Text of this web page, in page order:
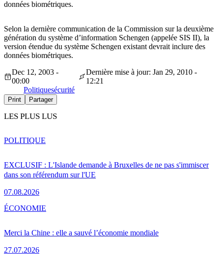
données biométriques.
Selon la dernière communication de la Commission sur la deuxième
génération du système d’information Schengen (appelée SIS II), la
version étendue du système Schengen existant devrait inclure des
données biométriques.
Dec 12, 2003 -
00:00
Dernière mise à jour: Jan 29, 2010 -
12:21
Politiquesécurité
Print Partager
LES PLUS LUS
EXCLUSIF : L'Islande demande à Bruxelles de ne pas s'immiscer
dans son référendum sur l'UE
07.08.2026
POLITIQUE
Merci la Chine : elle a sauvé l’économie mondiale
27.07.2026
ÉCONOMIE